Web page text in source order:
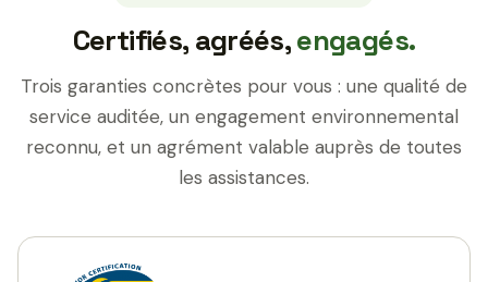
Certifiés, agréés,engagés.
Trois garanties concrètes pour vous : une qualité de
service auditée, un engagement environnemental
reconnu, et un agrément valable auprès de toutes
les assistances.